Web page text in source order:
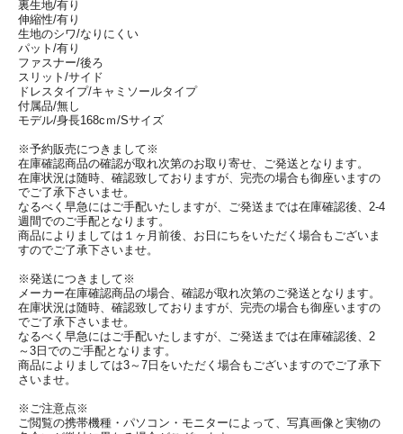
裏生地/有り
伸縮性/有り
生地のシワ/なりにくい
パット/有り
ファスナー/後ろ
スリット/サイド
ドレスタイプ/キャミソールタイプ
付属品/無し
モデル/身長168cｍ/Sサイズ
※予約販売につきまして※
在庫確認商品の確認が取れ次第のお取り寄せ、ご発送となります。
在庫状況は随時、確認致しておりますが、完売の場合も御座いますの
でご了承下さいませ。
なるべく早急にはご手配いたしますが、ご発送までは在庫確認後、2-4
週間でのご手配となります。
商品によりましては１ヶ月前後、お日にちをいただく場合もございま
すのでご了承下さいませ。
※発送につきまして※
メーカー在庫確認商品の場合、確認が取れ次第のご発送となります。
在庫状況は随時、確認致しておりますが、完売の場合も御座いますの
でご了承下さいませ。
なるべく早急にはご手配いたしますが、ご発送までは在庫確認後、2
～3日でのご手配となります。
商品によりましては3～7日をいただく場合もございますのでご了承下
さいませ。
※ご注意点※
ご閲覧の携帯機種・パソコン・モニターによって、写真画像と実物の